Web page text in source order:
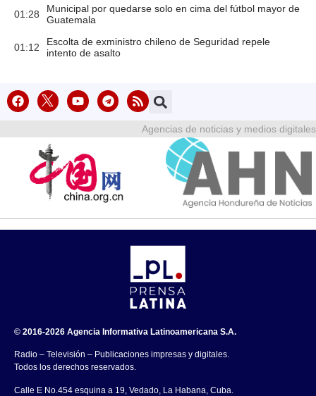
01:28
Municipal por quedarse solo en cima del fútbol mayor de
Guatemala
01:12
Escolta de exministro chileno de Seguridad repele
intento de asalto
Agencias de noticias y medios digitales
© 2016-2026 Agencia Informativa Latinoamericana S.A.
Radio – Televisión – Publicaciones impresas y digitales.
Todos los derechos reservados.
Calle E No.454 esquina a 19, Vedado, La Habana, Cuba.